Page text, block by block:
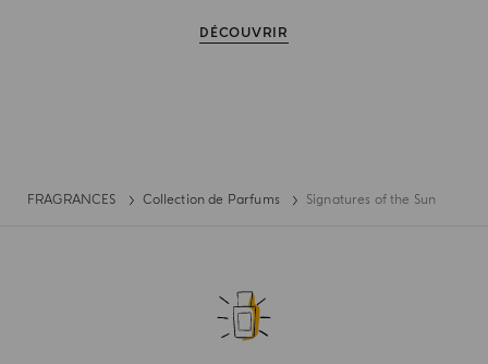
DÉCOUVRIR
FRAGRANCES Collection de Parfums Signatures of the Sun